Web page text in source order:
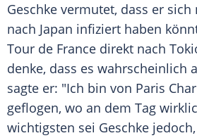
Geschke vermutet, dass er sich
nach Japan infiziert haben
Tour de France direkt nach
denke, dass es wahrscheinlich
sagte er: "Ich bin von Paris
geflogen, wo an dem Tag
wichtigsten sei Geschke